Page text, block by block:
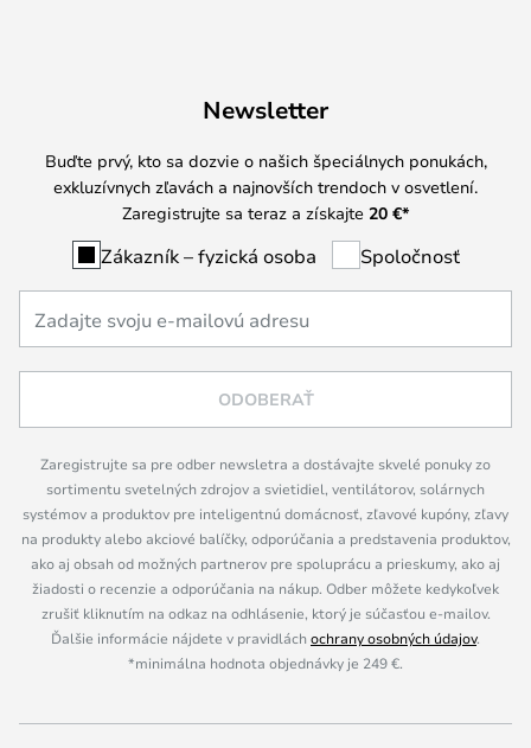
Newsletter
Buďte prvý, kto sa dozvie o našich špeciálnych ponukách,
exkluzívnych zľavách a najnovších trendoch v osvetlení.
Zaregistrujte sa teraz a získajte 20 €*
Zákazník – fyzická osoba Spoločnosť
ODOBERAŤ
Zaregistrujte sa pre odber newsletra a dostávajte skvelé ponuky zo
sortimentu svetelných zdrojov a svietidiel, ventilátorov, solárnych
systémov a produktov pre inteligentnú domácnosť, zľavové kupóny, zľavy
na produkty alebo akciové balíčky, odporúčania a predstavenia produktov,
ako aj obsah od možných partnerov pre spoluprácu a prieskumy, ako aj
žiadosti o recenzie a odporúčania na nákup. Odber môžete kedykoľvek
zrušiť kliknutím na odkaz na odhlásenie, ktorý je súčasťou e-mailov.
Ďalšie informácie nájdete v pravidláchochrany osobných údajov.
*minimálna hodnota objednávky je 249 €.